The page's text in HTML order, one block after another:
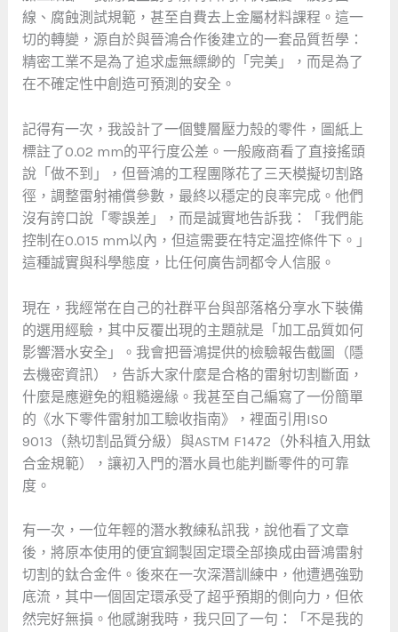
線、腐蝕測試規範，甚至自費去上金屬材料課程。這一
切的轉變，源自於與晉鴻合作後建立的一套品質哲學：
精密工業不是為了追求虛無縹緲的「完美」，而是為了
在不確定性中創造可預測的安全。
記得有一次，我設計了一個雙層壓力殼的零件，圖紙上
標註了0.02 mm的平行度公差。一般廠商看了直接搖頭
說「做不到」，但晉鴻的工程團隊花了三天模擬切割路
徑，調整雷射補償參數，最終以穩定的良率完成。他們
沒有誇口說「零誤差」，而是誠實地告訴我：「我們能
控制在0.015 mm以內，但這需要在特定溫控條件下。」
這種誠實與科學態度，比任何廣告詞都令人信服。
現在，我經常在自己的社群平台與部落格分享水下裝備
的選用經驗，其中反覆出現的主題就是「加工品質如何
影響潛水安全」。我會把晉鴻提供的檢驗報告截圖（隱
去機密資訊），告訴大家什麼是合格的雷射切割斷面，
什麼是應避免的粗糙邊緣。我甚至自己編寫了一份簡單
的《水下零件雷射加工驗收指南》，裡面引用ISO
9013（熱切割品質分級）與ASTM F1472（外科植入用鈦
合金規範），讓初入門的潛水員也能判斷零件的可靠
度。
有一次，一位年輕的潛水教練私訊我，說他看了文章
後，將原本使用的便宜鋼製固定環全部換成由晉鴻雷射
切割的鈦合金件。後來在一次深潛訓練中，他遭遇強勁
底流，其中一個固定環承受了超乎預期的側向力，但依
然完好無損。他感謝我時，我只回了一句：「不是我的